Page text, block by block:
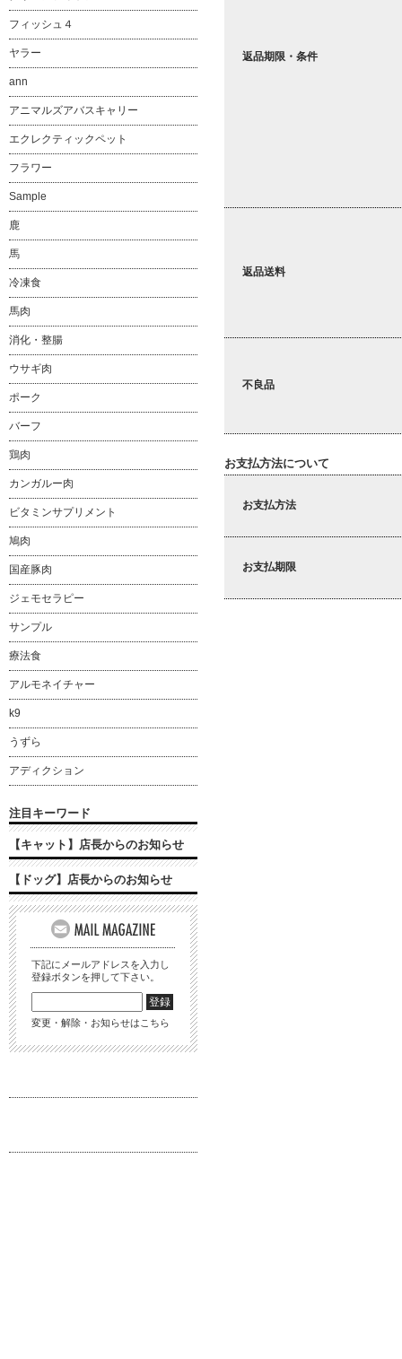
返品期限・条件
返品送料
不良品
お支払方法について
お支払方法
お支払期限
フィッシュ４
ヤラー
ann
アニマルズアバスキャリー
エクレクティックペット
フラワー
Sample
鹿
馬
冷凍食
馬肉
消化・整腸
ウサギ肉
ポーク
バーフ
鶏肉
カンガルー肉
ビタミンサプリメント
鳩肉
国産豚肉
ジェモセラピー
サンプル
療法食
アルモネイチャー
k9
うずら
アディクション
注目キーワード
【キャット】店長からのお知らせ
【ドッグ】店長からのお知らせ
下記にメールアドレスを入力し
登録ボタンを押して下さい。
変更・解除・お知らせはこちら